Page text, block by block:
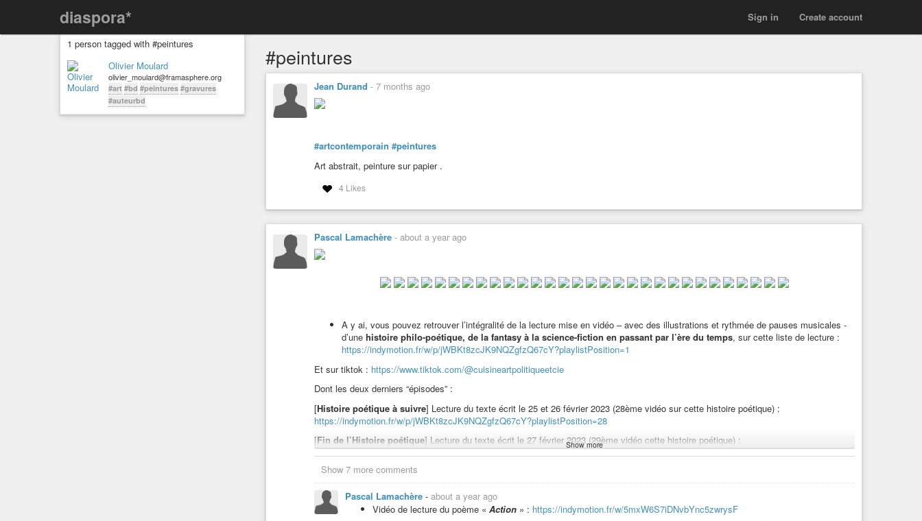
diaspora* Create account
Sign in
1 person tagged with #peintures
Olivier Moulard
olivier_moulard@framasphere.org
#art #bd #peintures #gravures
#auteurbd
#peintures
Jean Durand - 7 months ago
#artcontemporain #peintures
Art abstrait, peinture sur papier .
4 Likes
Pascal Lamachère - about a year ago
A y ai, vous pouvez retrouver l’intégralité de la lecture mise en vidéo – avec des illustrations et rythmée de pauses musicales -
d’une histoire philo-poétique, de la fantasy à la science-fiction en passant par l’ère du temps, sur cette liste de lecture :
https://indymotion.fr/w/p/jWBKt8zcJK9NQZgfzQ67cY?playlistPosition=1
Et sur tiktok : https://www.tiktok.com/@cuisineartpolitiqueetcie
Dont les deux derniers “épisodes” :
[Histoire poétique à suivre] Lecture du texte écrit le 25 et 26 février 2023 (28ème vidéo sur cette histoire poétique) :
https://indymotion.fr/w/p/jWBKt8zcJK9NQZgfzQ67cY?playlistPosition=28
[Fin de l’Histoire poétique] Lecture du texte écrit le 27 février 2023 (29ème vidéo cette histoire poétique) :
https://indymotion.fr/w/p/jWBKt8zcJK9NQZgfzQ67cY?playlistPosition=29
Vous retrouvez les vidéos, le texte et liens de docs suggérés
compagnie.com/forums/sujet/histoire-poetique-au-cours-de-lannee-2023-quelques-vers-par-jour/
Show more
Show 7 more comments
Pascal Lamachère - about a year ago
Vidéo de lecture du poème « Action » : https://indymotion.fr/w/5mxW6S7iDNvbYnc5zwrysF